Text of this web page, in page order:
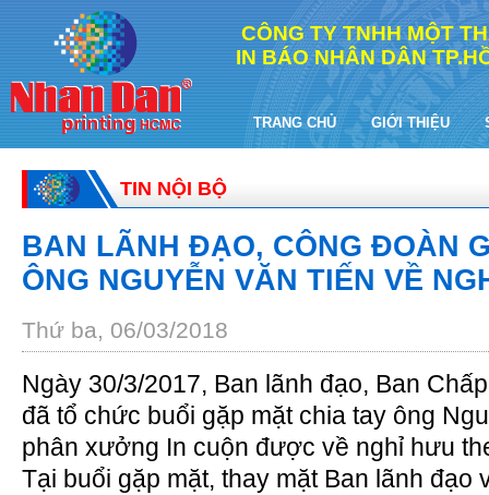
CÔNG TY TNHH MỘT
IN BÁO NHÂN DÂN
TRANG CHỦ GIỚI THIỆU
TIN NỘI BỘ
BAN LÃNH ĐẠO, CÔNG ĐOÀN
ÔNG NGUYỄN VĂN TIẾN VỀ
Thứ ba, 06/03/2018
Ngày 30/3/2017, Ban lãnh đạo, Ban
đã tổ chức buổi gặp mặt chia tay ông
phân xưởng In cuộn được về nghỉ hưu
Tại buổi gặp mặt, thay mặt Ban lãnh đạo